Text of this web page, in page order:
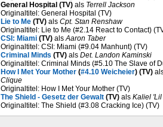
General Hospital (TV) als Terrell Jackson
Originaltitel: General Hospital (TV)
Lie to Me (TV) als Cpt. Stan Renshaw
Originaltitel: Lie to Me (#2.14 React to Contact)
CSI: Miami (TV) alsAaron Taber
Originaltitel: CSI: Miami (#9.04 Manhunt) (TV)
Criminal Minds (TV) als Det. Landon Kaminski
Originaltitel: Criminal Minds (#5.10 The Slave of
How I Met Your Mother (#4.10 Weicheier) (TV)
Clique
Originaltitel: How I Met Your Mother (TV)
The Shield - Gesetz der Gewalt (TV) als Kaliel 'Lil
Originaltitel: The Shield (#3.08 Cracking Ice) (TV)